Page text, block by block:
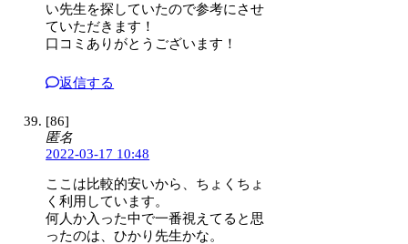
い先生を探していたので参考にさせ
ていただきます！
口コミありがとうございます！
返信する
[86]
匿名
2022-03-17 10:48
ここは比較的安いから、ちょくちょ
く利用しています。
何人か入った中で一番視えてると思
ったのは、ひかり先生かな。